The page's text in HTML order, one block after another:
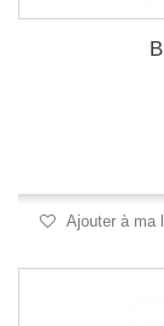
Ajouter à ma